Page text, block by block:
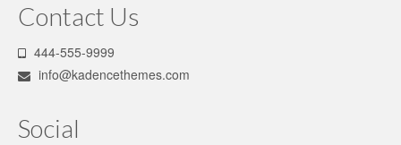
Contact Us
444-555-9999
info@kadencethemes.com
Social